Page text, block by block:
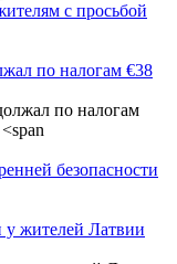
с просьбой
по налогам €38
безопасности
жителей Латвии